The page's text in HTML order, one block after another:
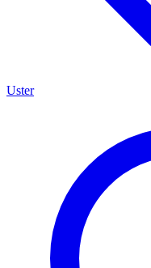
Uster